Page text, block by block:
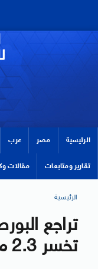
الرئيسية مصر عرب
تقارير ومتابعات مقالات
الرئيسية
تخسر 2.3 مليار جنيه